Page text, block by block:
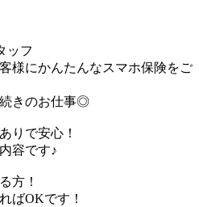
ッフ
様にかんたんなスマホ保険をご
きのお仕事◎
りで安心！
容です♪
方！
ばOKです！